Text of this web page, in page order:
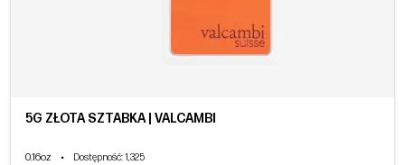
5G ZŁOTA SZTABKA | VALCAMBI
0.16oz • Dostępność: 1,325